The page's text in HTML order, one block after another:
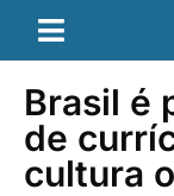
Brasil é
de
cultura